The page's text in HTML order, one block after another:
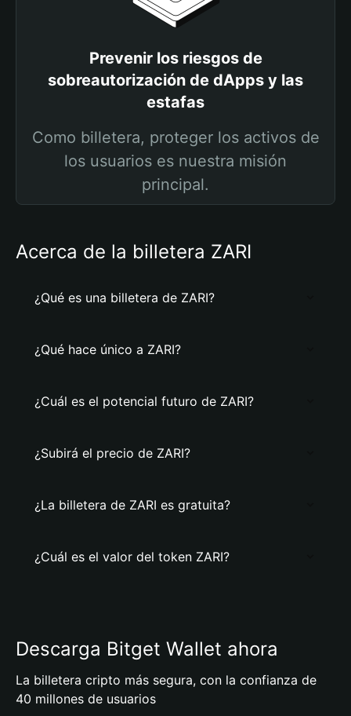
Prevenir los riesgos de
sobreautorización de dApps y las
estafas
Como billetera, proteger los activos de
los usuarios es nuestra misión
principal.
Acerca de la billetera ZARI
¿Qué es una billetera de ZARI?
¿Qué hace único a ZARI?
¿Cuál es el potencial futuro de ZARI?
¿Subirá el precio de ZARI?
¿La billetera de ZARI es gratuita?
¿Cuál es el valor del token ZARI?
Descarga Bitget Wallet ahora
La billetera cripto más segura, con la confianza de
40 millones de usuarios